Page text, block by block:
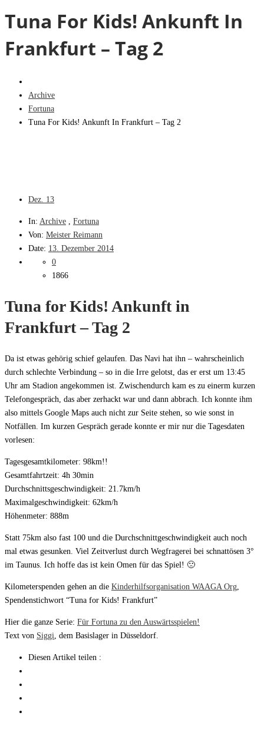
Tuna For Kids! Ankunft In
Frankfurt – Tag 2
Archive
Fortuna
Tuna For Kids! Ankunft In Frankfurt – Tag 2
Dez. 13
In: Archive
Fortuna
Von: Meister Reimann
Date: 13. Dezember 2014
0
1866
Tuna for Kids! Ankunft in
Frankfurt – Tag 2
Da ist etwas gehörig schief gelaufen. Das Navi hat ihn – wahrscheinlich
durch schlechte Verbindung – so in die Irre gelotst, das er erst um 13:45
Uhr am Stadion angekommen ist. Zwischendurch kam es zu einerm kurzen
Telefongespräch, das aber zerhackt war und dann abbrach. Ich konnte ihm
also mittels Google Maps auch nicht zur Seite stehen, so wie sonst in
Notfällen. Im kurzen Gespräch gerade konnte er mir nur die Tagesdaten
vorlesen:
Tagesgesamtkilometer: 98km!!
Gesamtfahrtzeit: 4h 30min
Durchschnittsgeschwindigkeit: 21.7km/h
Maximalgeschwindigkeit: 62km/h
Höhenmeter: 888m
Statt 75km also fast 100 und die Durchschnittgeschwindigkeit auch noch
mal etwas gesunken. Viel Zeitverlust durch Wegfragerei bei schnattösen 3°
im Taunus. Ich hoffe das ist kein Omen für das Spiel! 🙁
Kilometerspenden gehen an die Kinderhilfsorganisation WAAGA Org,
Spendenstichwort “Tuna for Kids! Frankfurt”
Hier die ganze Serie: Für Fortuna zu den Auswärtsspielen!
Text von Siggi, dem Basislager in Düsseldorf.
Diesen Artikel teilen :